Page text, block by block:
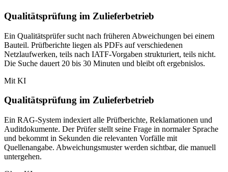
Qualitätsprüfung im Zulieferbetrieb
Ein Qualitätsprüfer sucht nach früheren Abweichungen bei einem
Bauteil. Prüfberichte liegen als PDFs auf verschiedenen
Netzlaufwerken, teils nach IATF-Vorgaben strukturiert, teils nicht.
Die Suche dauert 20 bis 30 Minuten und bleibt oft ergebnislos.
Mit KI
Qualitätsprüfung im Zulieferbetrieb
Ein RAG-System indexiert alle Prüfberichte, Reklamationen und
Auditdokumente. Der Prüfer stellt seine Frage in normaler Sprache
und bekommt in Sekunden die relevanten Vorfälle mit
Quellenangabe. Abweichungsmuster werden sichtbar, die manuell
untergehen.